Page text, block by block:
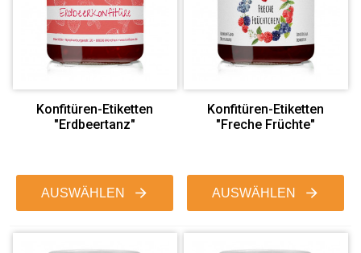
Konfitüren-Etiketten
"Erdbeertanz"
AUSWÄHLEN
Konfitüren-Etiketten
"Freche Früchte"
AUSWÄHLEN